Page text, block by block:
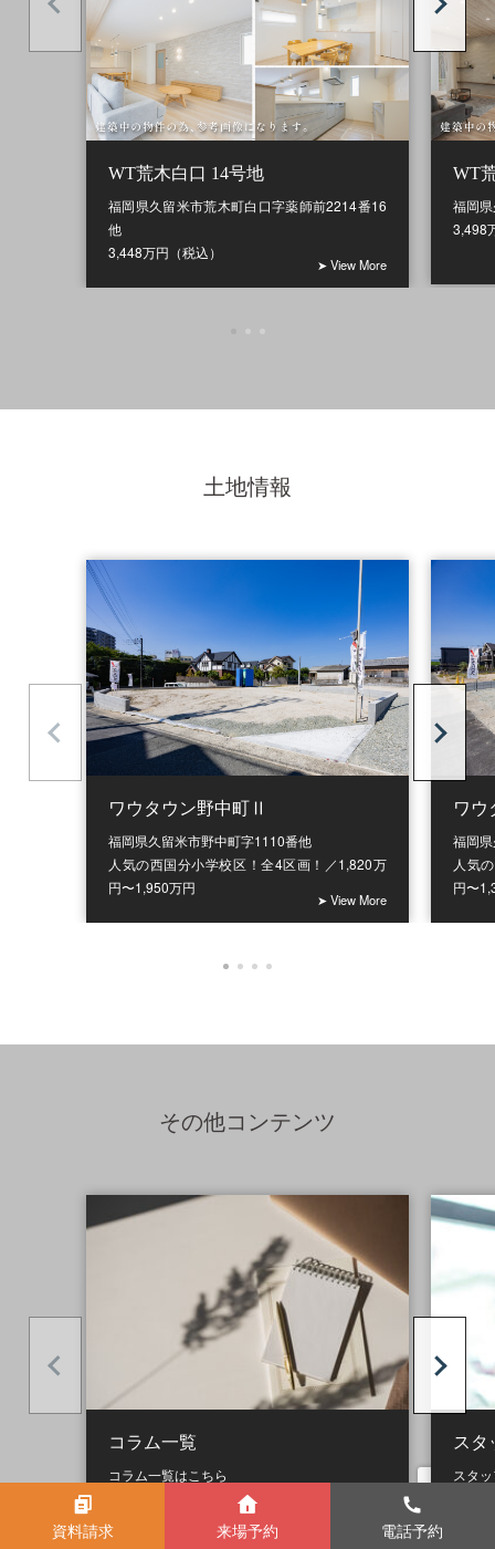
WT荒木白口 14号地
福岡県久留米市荒木町白口字薬師前2214番16
他
3,448万円（税込）
➤ View More
WT
福岡
3,498
土地情報
ワウタウン野中町Ⅱ
福岡県久留米市野中町字1110番他
人気の西国分小学校区！全4区画！／1,820万
円〜1,950万円
➤ View More
ワ
福岡
人気
円〜
その他コンテンツ
コラム一覧
コラム一覧はこちら
➤ View More
スタ
スタ
資料請求 来場予約 電話予約